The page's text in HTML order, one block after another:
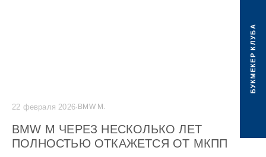
БУКМЕКЕР КЛУБА
22 февраля 2026·BMW M.
BMW M ЧЕРЕЗ НЕСКОЛЬКО ЛЕТ
ПОЛНОСТЬЮ ОТКАЖЕТСЯ ОТ МКПП